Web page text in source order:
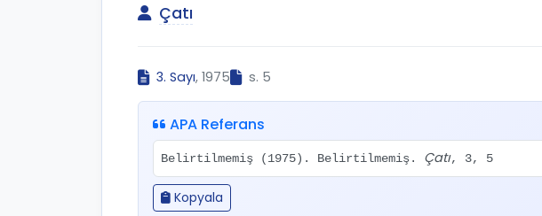
Çatı
3. Sayı, 1975 s. 5
APA Referans
Belirtilmemiş (1975). Belirtilmemiş. Çatı, 3, 5
Kopyala